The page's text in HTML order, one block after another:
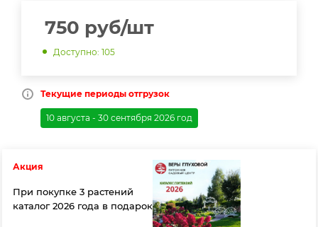
750 руб/шт
Доступно: 105
Текущие периоды отгрузок
10 августа - 30 сентября 2026 год
Акция
При покупке 3 растений
каталог 2026 года в подарок